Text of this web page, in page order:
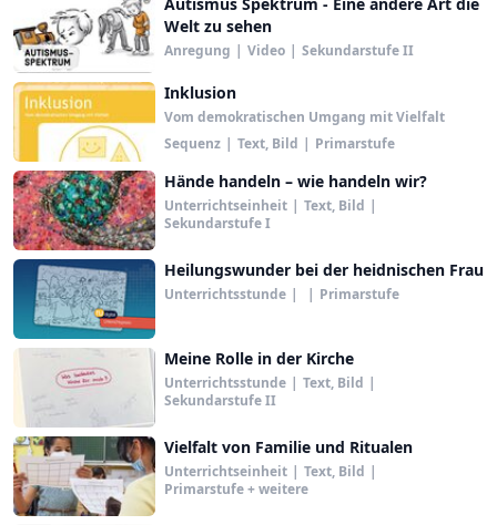
Welt zu sehen
Anregung | Video | Sekundarstufe II
Inklusion
Vom demokratischen Umgang mit Vielfalt
Sequenz | Text, Bild | Primarstufe
Hände handeln – wie handeln wir?
Unterrichtseinheit | Text, Bild |
Sekundarstufe I
Heilungswunder bei der heidnischen Frau
Unterrichtsstunde | | Primarstufe
Meine Rolle in der Kirche
Unterrichtsstunde | Text, Bild |
Sekundarstufe II
Vielfalt von Familie und Ritualen
Unterrichtseinheit | Text, Bild |
Primarstufe + weitere